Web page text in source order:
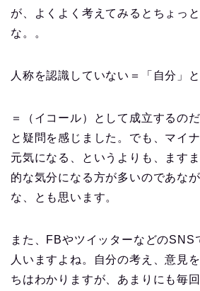
が、よくよく考えてみるとちょっ
な。。
人称を認識していない＝「自分」
＝（イコール）として成立するの
と疑問を感じました。でも、マイ
元気になる、というよりも、ます
的な気分になる方が多いのであな
な、とも思います。
また、FBやツイッターなどのSNS
人いますよね。自分の考え、意見
ちはわかりますが、あまりにも毎